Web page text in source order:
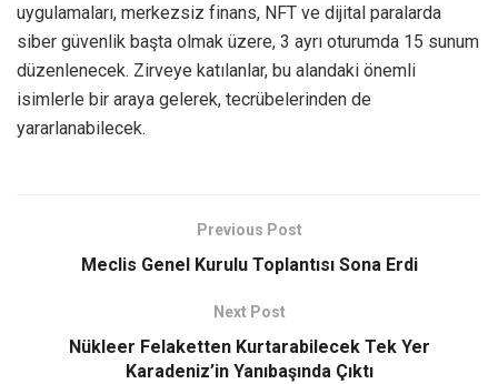
uygulamaları, merkezsiz finans, NFT ve dijital paralarda
siber güvenlik başta olmak üzere, 3 ayrı oturumda 15 sunum
düzenlenecek. Zirveye katılanlar, bu alandaki önemli
isimlerle bir araya gelerek, tecrübelerinden de
yararlanabilecek.
Previous Post
Meclis Genel Kurulu Toplantısı Sona Erdi
Next Post
Nükleer Felaketten Kurtarabilecek Tek Yer
Karadeniz’in Yanıbaşında Çıktı